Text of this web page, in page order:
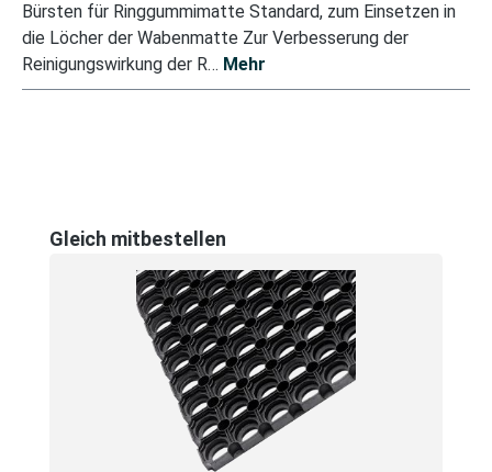
Bürsten für Ringgummimatte Standard, zum Einsetzen in
die Löcher der Wabenmatte Zur Verbesserung der
Reinigungswirkung der R… Mehr
Produktgalerie überspringen
Gleich mitbestellen